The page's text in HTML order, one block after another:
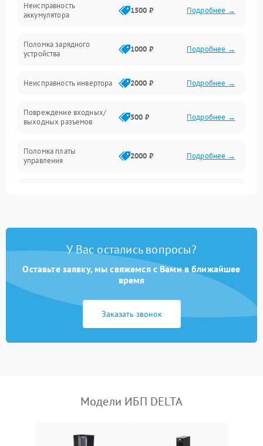
Звук и индикация
Механические повреждения
Механика
Неисправность
аккумулятора
1500 ₽ Подробнее →
Поломка зарядного
устройства
1000 ₽ Подробнее →
Неисправность инвертора 2000 ₽ Подробнее →
Повреждение входных/
выходных разъемов
500 ₽ Подробнее →
Поломка платы
управления
2000 ₽ Подробнее →
Повреждение
Поломка предохранителя 100 ₽ Подробнее →
Неисправность системы
1000 ₽
индикаторов
У Вас остались вопросы?
Оставьте заявку, мы свяжемся с Вами в ближайшее
время
Заказать звонок
Модели ИБП DELTA